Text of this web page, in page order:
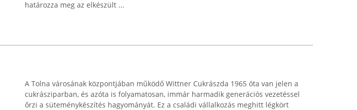
határozza meg az elkészült ...
A Tolna városának központjában működő Wittner Cukrászda 1965 óta van jelen a
cukrásziparban, és azóta is folyamatosan, immár harmadik generációs vezetéssel
őrzi a süteménykészítés hagyományát. Ez a családi vállalkozás meghitt légkört